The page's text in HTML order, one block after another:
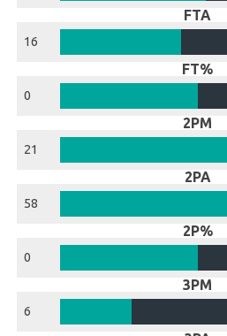
FTA
16
FT%
0
2PM
21
2PA
58
2P%
0
3PM
6